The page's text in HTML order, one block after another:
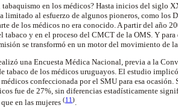
tabaquismo en los médicos? Hasta inicios del siglo
limitado al esfuerzo de algunos pioneros, como los
de los médicos no era conocido. A partir del año
y en el proceso del CMCT de la OMS. Y
se transformó en un motor del movimiento de
una Encuesta Médica Nacional, previa a la
tabaco de los médicos uruguayos. El estudio
confeccionada por el SMU para esa
fue de 27%, sin diferencias estadísticamente
en las mujeres (11).